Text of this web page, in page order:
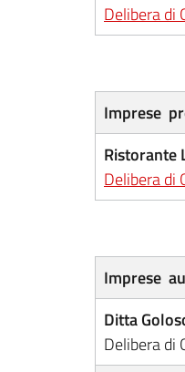
Delibera di
Imprese
Ristorante
Delibera di
Imprese
Ditta
Delibera di